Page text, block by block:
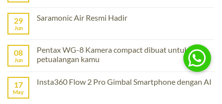
on
Resmi
Hadir!
Apa
29
Jun
Saramonic Air Resmi Hadir
Saramonic
Air
Resmi
Hadir
08
Jun
Pentax WG-8 Kamera compact dibuat untuk
petualangan kamu
on
17
May
Insta360 Flow 2 Pro Gimbal Smartphone dengan AI